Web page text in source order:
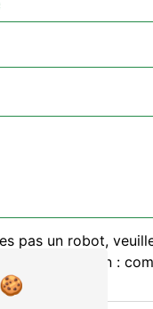
pas un robot,
à cette question :
?